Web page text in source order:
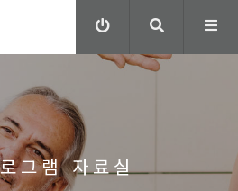
그램 자료실